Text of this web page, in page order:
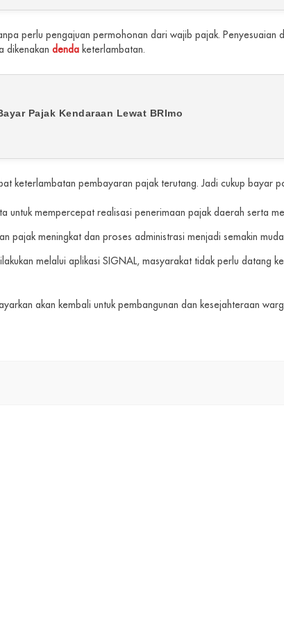
perlu pengajuan permohonan dari wajib pajak. Penyesuaian
dikenakan denda keterlambatan.
Pajak Kendaraan Lewat BRImo
keterlambatan pembayaran pajak terutang. Jadi cukup bayar
untuk mempercepat realisasi penerimaan pajak daerah serta
pajak meningkat dan proses administrasi menjadi semakin
melalui aplikasi SIGNAL, masyarakat tidak perlu datang
akan kembali untuk pembangunan dan kesejahteraan